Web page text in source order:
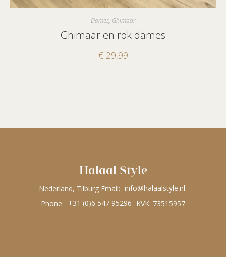
Dames, Ghimaar
Ghimaar en rok dames
€29,99
Halaal Style
Nederland, Tilburg Email: info@halaalstyle.nl
Phone: +31 (0)6 547 95296 KVK: 73515957